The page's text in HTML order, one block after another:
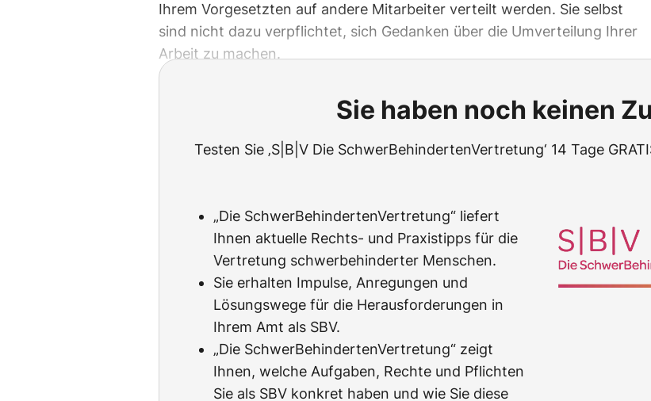
Ihrem Vorgesetzten auf andere Mitarbeiter verteilt werden. Sie selbst
sind nicht dazu verpflichtet, sich Gedanken über die Umverteilung Ihrer
Arbeit zu machen.
Sie haben noch keinen
Testen Sie ‚S|B|V Die SchwerBehindertenVertretung‘ 14 Tage
„Die SchwerBehindertenVertretung“ liefert
Ihnen aktuelle Rechts- und Praxistipps für die
Vertretung schwerbehinderter Menschen.
Sie erhalten Impulse, Anregungen und
Lösungswege für die Herausforderungen in
Ihrem Amt als SBV.
„Die SchwerBehindertenVertretung“ zeigt
Ihnen, welche Aufgaben, Rechte und Pflichten
Sie als SBV konkret haben und wie Sie diese